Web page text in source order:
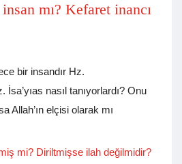
mı? Kefaret inancı
bir insandır Hz.
İsa’yıas nasıl tanıyorlardı? Onu
Allah’ın elçisi olarak mı